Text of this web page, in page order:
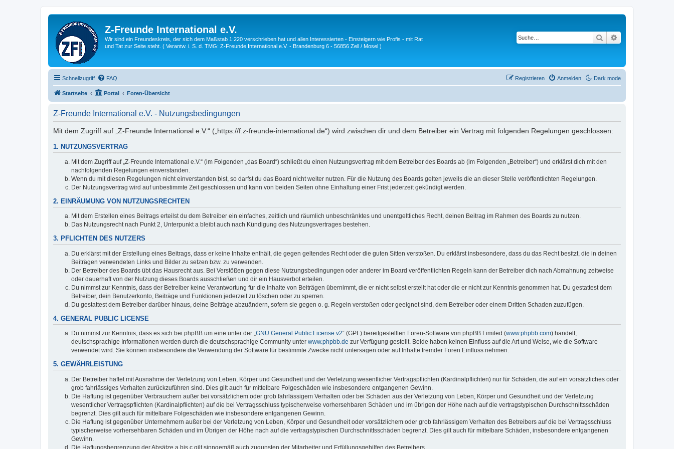
Z-Freunde International e.V.
Wir sind ein Freundeskreis, der sich dem Maßstab 1:220 verschrieben hat und allen Interessierten - Einsteigern wie Profis - mit Rat
und Tat zur Seite steht. ( Verantw. i. S. d. TMG: Z-Freunde International e.V. - Brandenburg 6 - 56856 Zell / Mosel )
Suche
Schnellzugriff Dark mode
FAQ Anmelden
Registrieren
Startseite Portal Foren-Übersicht
Z-Freunde International e.V. - Nutzungsbedingungen
Mit dem Zugriff auf „Z-Freunde International e.V.“ („https://f.z-freunde-international.de“) wird zwischen dir und dem Betreiber ein Vertrag mit folgenden Regelungen geschlossen:
1. NUTZUNGSVERTRAG
Mit dem Zugriff auf „Z-Freunde International e.V.“ (im Folgenden „das Board“) schließt du einen Nutzungsvertrag mit dem Betreiber des Boards ab (im Folgenden „Betreiber“) und erklärst dich mit den
nachfolgenden Regelungen einverstanden.
Wenn du mit diesen Regelungen nicht einverstanden bist, so darfst du das Board nicht weiter nutzen. Für die Nutzung des Boards gelten jeweils die an dieser Stelle veröffentlichten Regelungen.
Der Nutzungsvertrag wird auf unbestimmte Zeit geschlossen und kann von beiden Seiten ohne Einhaltung einer Frist jederzeit gekündigt werden.
2. EINRÄUMUNG VON NUTZUNGSRECHTEN
Mit dem Erstellen eines Beitrags erteilst du dem Betreiber ein einfaches, zeitlich und räumlich unbeschränktes und unentgeltliches Recht, deinen Beitrag im Rahmen des Boards zu nutzen.
Das Nutzungsrecht nach Punkt 2, Unterpunkt a bleibt auch nach Kündigung des Nutzungsvertrages bestehen.
3. PFLICHTEN DES NUTZERS
Du erklärst mit der Erstellung eines Beitrags, dass er keine Inhalte enthält, die gegen geltendes Recht oder die guten Sitten verstoßen. Du erklärst insbesondere, dass du das Recht besitzt, die in deinen
Beiträgen verwendeten Links und Bilder zu setzen bzw. zu verwenden.
Der Betreiber des Boards übt das Hausrecht aus. Bei Verstößen gegen diese Nutzungsbedingungen oder anderer im Board veröffentlichten Regeln kann der Betreiber dich nach Abmahnung zeitweise
oder dauerhaft von der Nutzung dieses Boards ausschließen und dir ein Hausverbot erteilen.
Du nimmst zur Kenntnis, dass der Betreiber keine Verantwortung für die Inhalte von Beiträgen übernimmt, die er nicht selbst erstellt hat oder die er nicht zur Kenntnis genommen hat. Du gestattest dem
Betreiber, dein Benutzerkonto, Beiträge und Funktionen jederzeit zu löschen oder zu sperren.
Du gestattest dem Betreiber darüber hinaus, deine Beiträge abzuändern, sofern sie gegen o. g. Regeln verstoßen oder geeignet sind, dem Betreiber oder einem Dritten Schaden zuzufügen.
4. GENERAL PUBLIC LICENSE
Du nimmst zur Kenntnis, dass es sich bei phpBB um eine unter der „GNU General Public License v2“ (GPL) bereitgestellten Foren-Software von phpBB Limited (www.phpbb.com) handelt;
deutschsprachige Informationen werden durch die deutschsprachige Community unter www.phpbb.de zur Verfügung gestellt. Beide haben keinen Einfluss auf die Art und Weise, wie die Software
verwendet wird. Sie können insbesondere die Verwendung der Software für bestimmte Zwecke nicht untersagen oder auf Inhalte fremder Foren Einfluss nehmen.
5. GEWÄHRLEISTUNG
Der Betreiber haftet mit Ausnahme der Verletzung von Leben, Körper und Gesundheit und der Verletzung wesentlicher Vertragspflichten (Kardinalpflichten) nur für Schäden, die auf ein vorsätzliches oder
grob fahrlässiges Verhalten zurückzuführen sind. Dies gilt auch für mittelbare Folgeschäden wie insbesondere entgangenen Gewinn.
Die Haftung ist gegenüber Verbrauchern außer bei vorsätzlichem oder grob fahrlässigem Verhalten oder bei Schäden aus der Verletzung von Leben, Körper und Gesundheit und der Verletzung
wesentlicher Vertragspflichten (Kardinalpflichten) auf die bei Vertragsschluss typischerweise vorhersehbaren Schäden und im übrigen der Höhe nach auf die vertragstypischen Durchschnittsschäden
begrenzt. Dies gilt auch für mittelbare Folgeschäden wie insbesondere entgangenen Gewinn.
Die Haftung ist gegenüber Unternehmern außer bei der Verletzung von Leben, Körper und Gesundheit oder vorsätzlichem oder grob fahrlässigem Verhalten des Betreibers auf die bei Vertragsschluss
typischerweise vorhersehbaren Schäden und im Übrigen der Höhe nach auf die vertragstypischen Durchschnittsschäden begrenzt. Dies gilt auch für mittelbare Schäden, insbesondere entgangenen
Gewinn.
Die Haftungsbegrenzung der Absätze a bis c gilt sinngemäß auch zugunsten der Mitarbeiter und Erfüllungsgehilfen des Betreibers.